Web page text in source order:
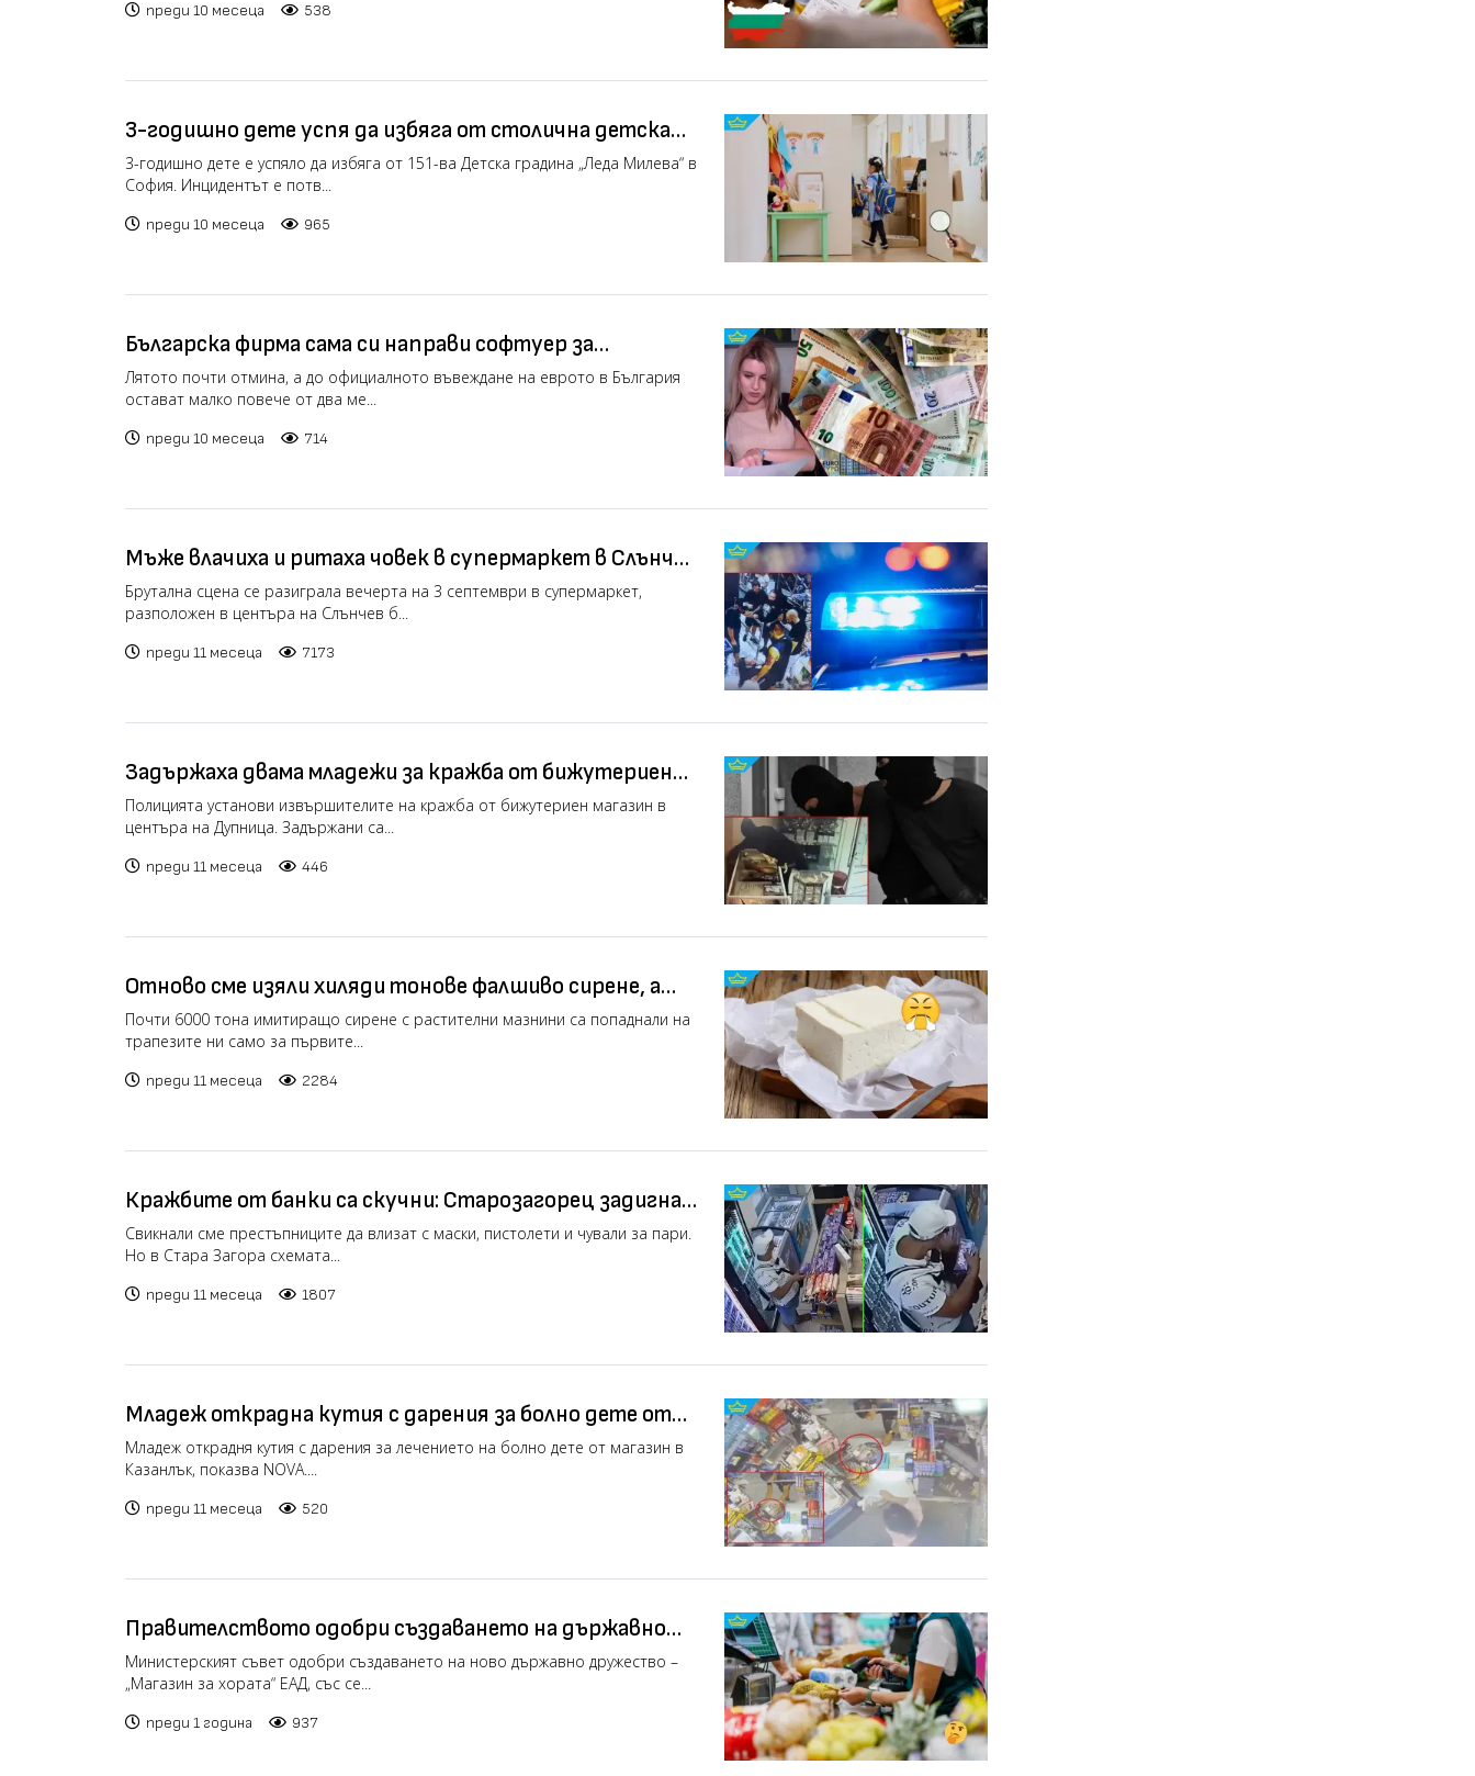
преди 10 месеца 538
3-годишно дете успя да избяга от столична детска
градина
3-годишно дете е успяло да избяга от 151-ва Детска градина „Леда Милева“ в
София. Инцидентът е потв...
преди 10 месеца 965
Българска фирма сама си направи софтуер за
генериране на фишовете в евро (видео)
Лятото почти отмина, а до официалното въвеждане на еврото в България
остават малко повече от два ме...
преди 10 месеца 714
Мъже влачиха и ритаха човек в супермаркет в Слънчев
бряг, полицията издирва участниците в боя (видео)
Брутална сцена се разиграла вечерта на 3 септември в супермаркет,
разположен в центъра на Слънчев б...
преди 11 месеца 7173
Задържаха двама младежи за кражба от бижутериен
магазин в Дупница (видео)
Полицията установи извършителите на кражба от бижутериен магазин в
центъра на Дупница. Задържани са...
преди 11 месеца 446
Отново сме изяли хиляди тонове фалшиво сирене, а
държавата отново не е разбрала
Почти 6000 тона имитиращо сирене с растителни мазнини са попаднали на
трапезите ни само за първите...
преди 11 месеца 2284
Кражбите от банки са скучни: Старозагорец задигна
51 шоколада от малък магазин (видео)
Свикнали сме престъпниците да влизат с маски, пистолети и чували за пари.
Но в Стара Загора схемата...
преди 11 месеца 1807
Младеж открадна кутия с дарения за болно дете от
магазин в Казанлък (видео)
Младеж открадня кутия с дарения за лечението на болно дете от магазин в
Казанлък, показва NOVA....
преди 11 месеца 520
Правителството одобри създаването на държавно
дружество „Магазин за хората“
Министерският съвет одобри създаването на ново държавно дружество –
„Магазин за хората“ ЕАД, със се...
преди 1 година 937